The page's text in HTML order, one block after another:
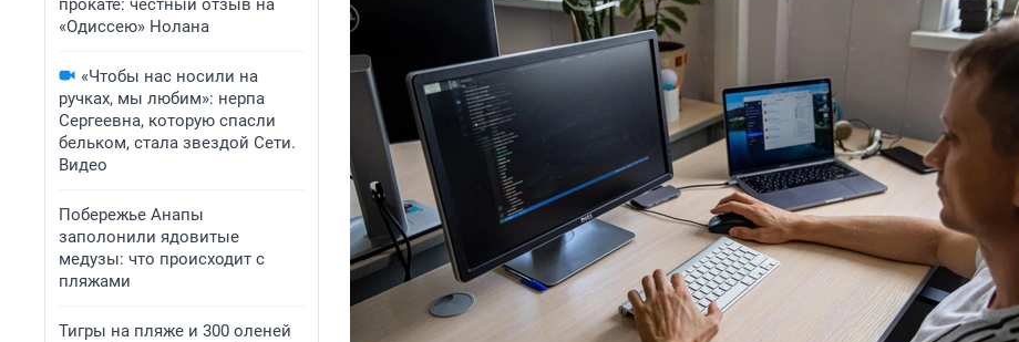
прокате: честный отзыв на
«Одиссею» Нолана
«Чтобы нас носили на
ручках, мы любим»: нерпа
Сергеевна, которую спасли
бельком, стала звездой Сети.
Видео
Побережье Анапы
заполонили ядовитые
медузы: что происходит с
пляжами
Тигры на пляже и 300 оленей